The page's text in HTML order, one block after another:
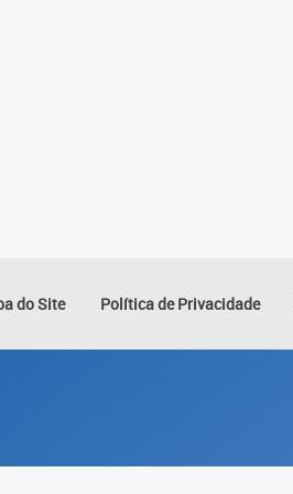
do Site Política de Privacidade